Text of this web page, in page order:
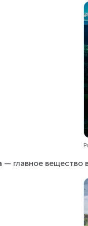
— главное вещество